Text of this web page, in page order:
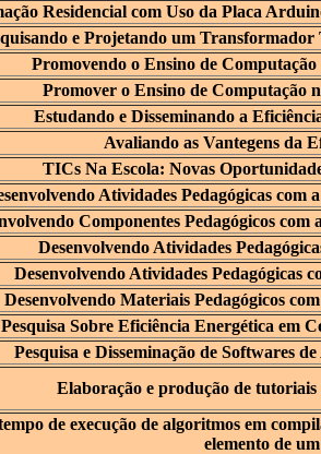
Residencial com Uso da Placa
e Projetando um
Promovendo o Ensino de
Promover o Ensino de Computação
Estudando e Disseminando a
Avaliando as Vantegens da
TICs Na Escola: Novas
Atividades Pedagógicas
Componentes Pedagógicos
Desenvolvendo Atividades
Desenvolvendo Atividades Pedagógicas
Desenvolvendo Materiais Pedagógicos
Pesquisa Sobre Eficiência Energética em
Pesquisa e Disseminação de Softwares
Elaboração e produção de
de execução de algoritmos em
elemento de